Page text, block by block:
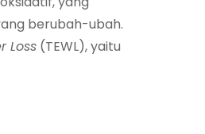
berubah-ubah.
Loss (TEWL), yaitu